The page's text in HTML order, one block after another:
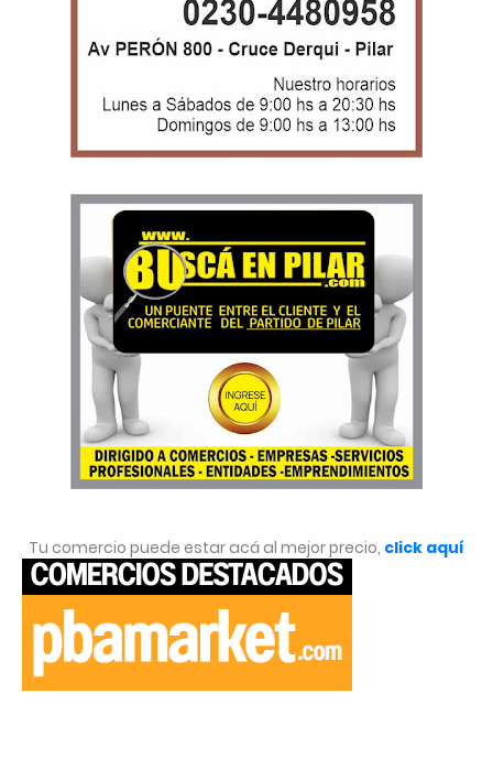
Tu comercio puede estar acá al mejor precio, click aquí